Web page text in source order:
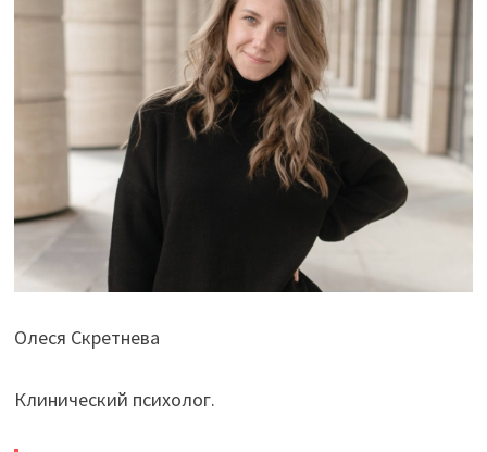
Олеся Скретнева
Клинический психолог.